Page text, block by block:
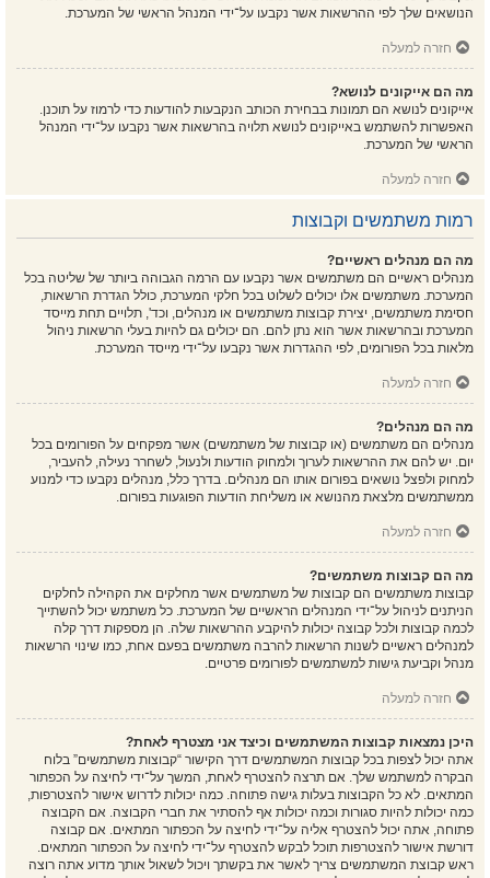
הנושאים שלך לפי ההרשאות אשר נקבעו על־ידי המנהל הראשי של המערכת.
חזרה למעלה
מה הם אייקונים לנושא?
אייקונים לנושא הם תמונות בבחירת הכותב הנקבעות להודעות כדי לרמוז על תוכנן.
האפשרות להשתמש באייקונים לנושא תלויה בהרשאות אשר נקבעו על־ידי המנהל
הראשי של המערכת.
חזרה למעלה
רמות משתמשים וקבוצות
מה הם מנהלים ראשיים?
מנהלים ראשיים הם משתמשים אשר נקבעו עם הרמה הגבוהה ביותר של שליטה בכל
המערכת. משתמשים אלו יכולים לשלוט בכל חלקי המערכת, כולל הגדרת הרשאות,
חסימת משתמשים, יצירת קבוצות משתמשים או מנהלים, וכד', תלויים תחת מייסד
המערכת ובהרשאות אשר הוא נתן להם. הם יכולים גם להיות בעלי הרשאות ניהול
מלאות בכל הפורומים, לפי ההגדרות אשר נקבעו על־ידי מייסד המערכת.
חזרה למעלה
מה הם מנהלים?
מנהלים הם משתמשים (או קבוצות של משתמשים) אשר מפקחים על הפורומים בכל
יום. יש להם את ההרשאות לערוך ולמחוק הודעות ולנעול, לשחרר נעילה, להעביר,
למחוק ולפצל נושאים בפורום אותו הם מנהלים. בדרך כלל, מנהלים נקבעו כדי למנוע
ממשתמשים מלצאת מהנושא או משליחת הודעות הפוגעות בפורום.
חזרה למעלה
מה הם קבוצות משתמשים?
קבוצות משתמשים הם קבוצות של משתמשים אשר מחלקים את הקהילה לחלקים
הניתנים לניהול על־ידי המנהלים הראשיים של המערכת. כל משתמש יכול להשתייך
לכמה קבוצות ולכל קבוצה יכולות להיקבע ההרשאות שלה. הן מספקות דרך קלה
למנהלים ראשיים לשנות הרשאות להרבה משתמשים בפעם אחת, כמו שינוי הרשאות
מנהל וקביעת גישות למשתמשים לפורומים פרטיים.
חזרה למעלה
היכן נמצאות קבוצות המשתמשים וכיצד אני מצטרף לאחת?
אתה יכול לצפות בכל קבוצות המשתמשים דרך הקישור “קבוצות משתמשים” בלוח
הבקרה למשתמש שלך. אם תרצה להצטרף לאחת, המשך על־ידי לחיצה על הכפתור
המתאים. לא כל הקבוצות בעלות גישה פתוחה. כמה יכולות לדרוש אישור להצטרפות,
כמה יכולות להיות סגורות וכמה יכולות אף להסתיר את חברי הקבוצה. אם הקבוצה
פתוחה, אתה יכול להצטרף אליה על־ידי לחיצה על הכפתור המתאים. אם קבוצה
דורשת אישור להצטרפות תוכל לבקש להצטרף על־ידי לחיצה על הכפתור המתאים.
ראש קבוצת המשתמשים צריך לאשר את בקשתך ויכול לשאול אותך מדוע אתה רוצה